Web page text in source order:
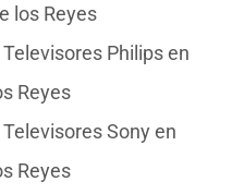
los Reyes
Philips en
Reyes
Sony en
Reyes